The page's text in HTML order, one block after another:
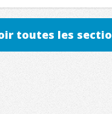
toutes les